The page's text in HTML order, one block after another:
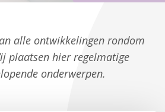
alle ontwikkelingen rondom
plaatsen hier regelmatige
onderwerpen.